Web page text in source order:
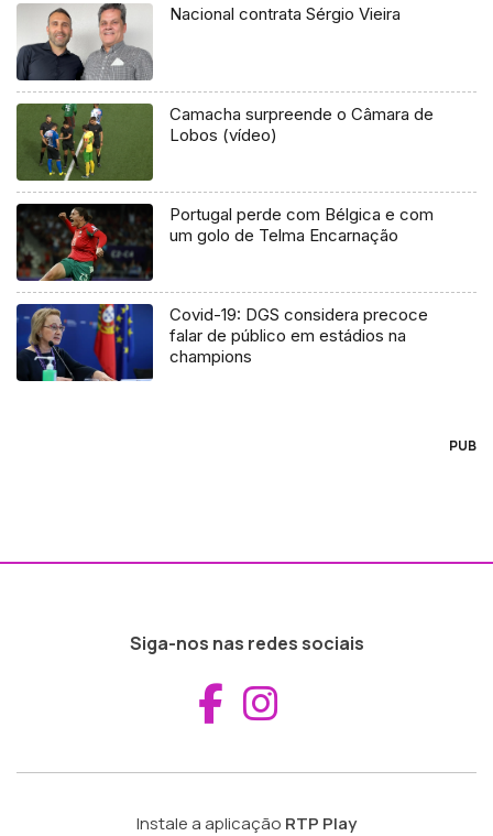
Nacional contrata Sérgio Vieira
Camacha surpreende o Câmara de
Lobos (vídeo)
Portugal perde com Bélgica e com
um golo de Telma Encarnação
Covid-19: DGS considera precoce
falar de público em estádios na
champions
PUB
Siga-nos nas redes sociais
Aceder ao
Instale a aplicação RTP Play